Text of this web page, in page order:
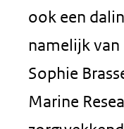
ook een
namelijk
Sophie
Marine